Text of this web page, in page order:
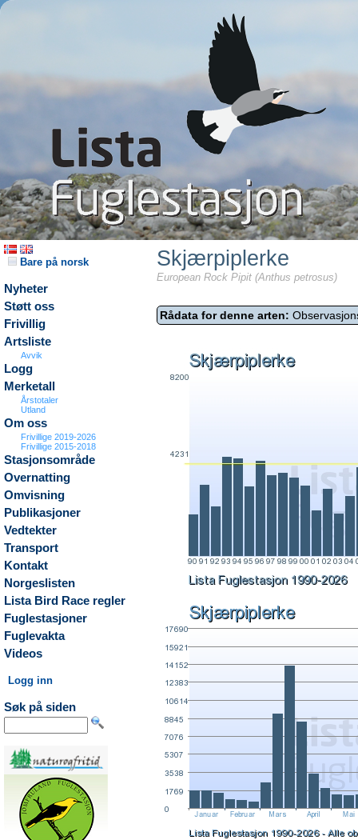
Bare på norsk
Nyheter
Støtt oss
Frivillig
Artsliste
Avvik
Logg
Merketall
Årstotaler
Utland
Om oss
Frivillige 2019-2026
Frivillige 2015-2018
Stasjonsområde
Overnatting
Omvisning
Publikasjoner
Vedtekter
Transport
Kontakt
Norgeslisten
Lista Bird Race regler
Fuglestasjoner
Fuglevakta
Videos
Logg inn
Søk på siden
Skjærpiplerke
European Rock Pipit (Anthus petrosus)
Rådata for denne arten: